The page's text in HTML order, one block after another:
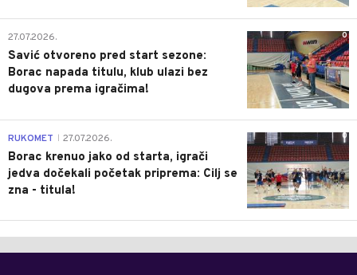
0
27.07.2026.
Savić otvoreno pred start sezone:
Borac napada titulu, klub ulazi bez
dugova prema igračima!
0
RUKOMET 27.07.2026.
Borac krenuo jako od starta, igrači
jedva dočekali početak priprema: Cilj se
zna - titula!